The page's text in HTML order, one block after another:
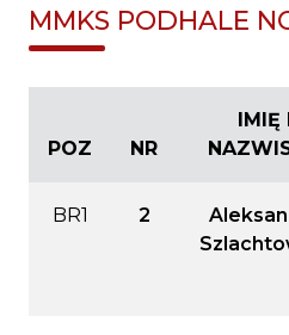
MMKS PODHALE
POZ NR
IMIĘ
BR1 2